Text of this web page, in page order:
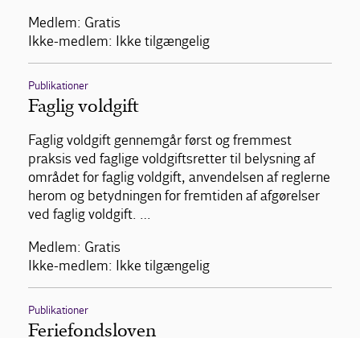
Medlem: Gratis
Ikke-medlem: Ikke tilgængelig
Publikationer
Faglig voldgift
Faglig voldgift gennemgår først og fremmest
praksis ved faglige voldgiftsretter til belysning af
området for faglig voldgift, anvendelsen af reglerne
herom og betydningen for fremtiden af afgørelser
ved faglig voldgift. …
Medlem: Gratis
Ikke-medlem: Ikke tilgængelig
Publikationer
Feriefondsloven